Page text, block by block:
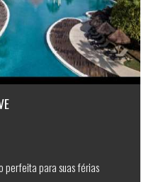
perfeita para suas férias